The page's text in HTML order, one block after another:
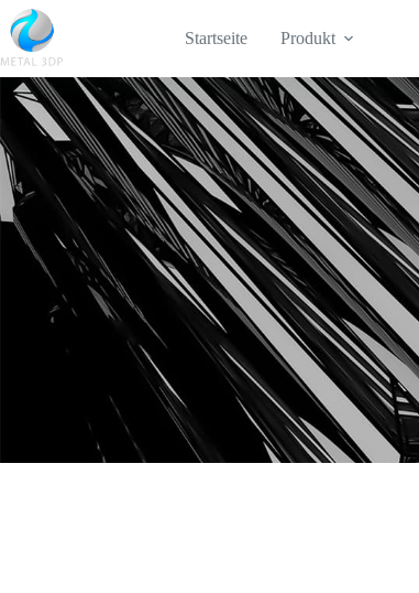
Startseite Produkt